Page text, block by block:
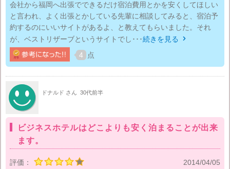
会社から福岡へ出張でできるだけ宿泊費用とかを安くしてほしい
と言われ、よく出張とかしている先輩に相談してみると、宿泊予
約するのにいいサイトがあるよ、と教えてもらいました。それ
が、ベストリザーブというサイトでし･･･続きを見る 
4 点
ドナルド さん 30代前半
ビジネスホテルはどこよりも安く泊まることが出来
ます。
評価：
2014/04/05